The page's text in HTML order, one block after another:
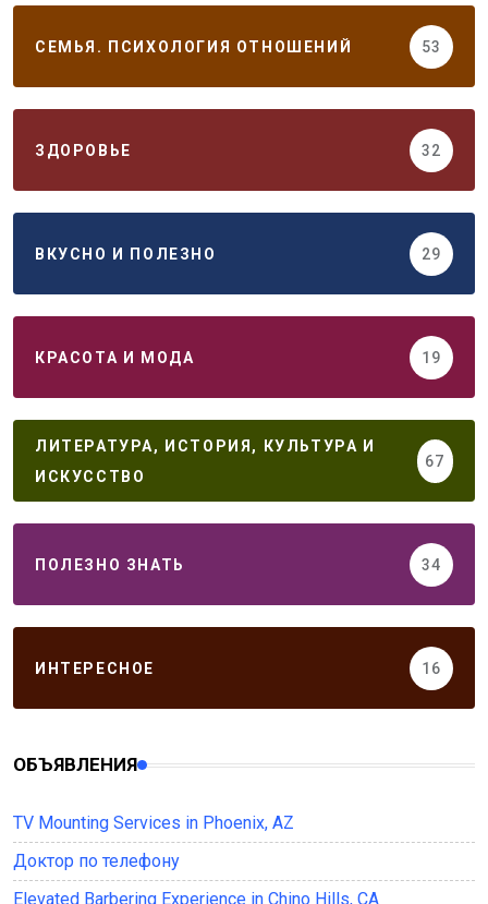
СЕМЬЯ. ПСИХОЛОГИЯ ОТНОШЕНИЙ 53
ЗДОРОВЬЕ 32
ВКУСНО И ПОЛЕЗНО 29
КРАСОТА И МОДА 19
ЛИТЕРАТУРА, ИСТОРИЯ, КУЛЬТУРА И
ИСКУССТВО
67
ПОЛЕЗНО ЗНАТЬ 34
ИНТЕРЕСНОЕ 16
ОБЪЯВЛЕНИЯ
TV Mounting Services in Phoenix, AZ
Доктор по телефону
Elevated Barbering Experience in Chino Hills, CA